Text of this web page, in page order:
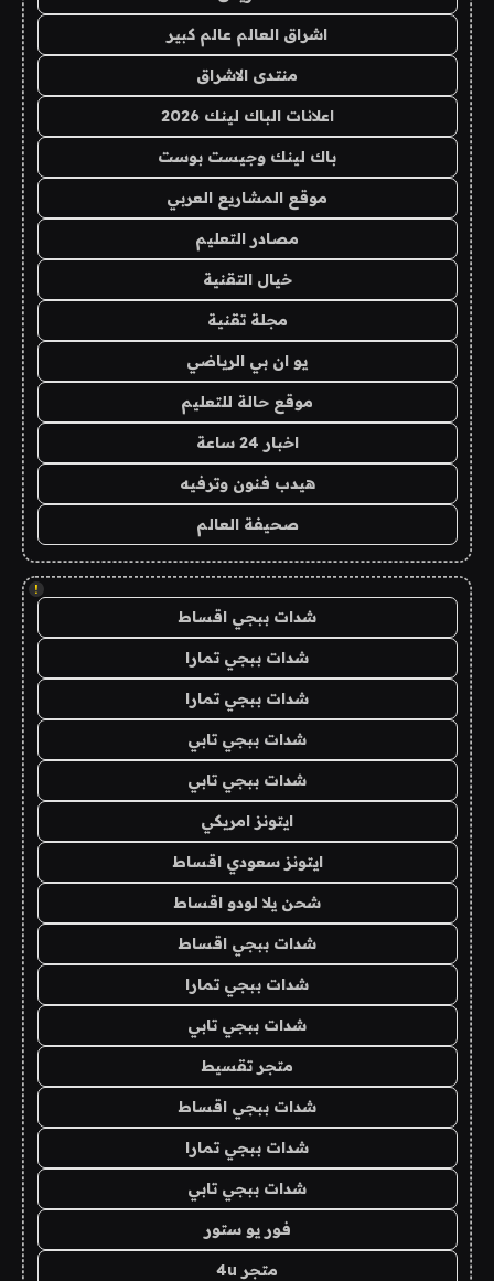
اشراق العالم عالم كبير
منتدى الاشراق
اعلانات الباك لينك 2026
باك لينك وجيست بوست
موقع المشاريع العربي
مصادر التعليم
خيال التقنية
مجلة تقنية
يو ان بي الرياضي
موقع حالة للتعليم
اخبار 24 ساعة
هيدب فنون وترفيه
صحيفة العالم
!
شدات ببجي اقساط
شدات ببجي تمارا
شدات ببجي تمارا
شدات ببجي تابي
شدات ببجي تابي
ايتونز امريكي
ايتونز سعودي اقساط
شحن يلا لودو اقساط
شدات ببجي اقساط
شدات ببجي تمارا
شدات ببجي تابي
متجر تقسيط
شدات ببجي اقساط
شدات ببجي تمارا
شدات ببجي تابي
فور يو ستور
متجر 4u